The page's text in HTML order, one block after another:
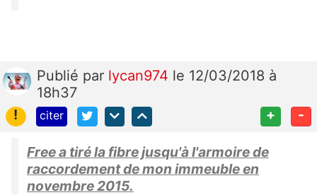
Publié par lycan974 le 12/03/2018 à
18h37
!
citer + -
Free a tiré la fibre jusqu'à l'armoire de
raccordement de mon immeuble en
novembre 2015.